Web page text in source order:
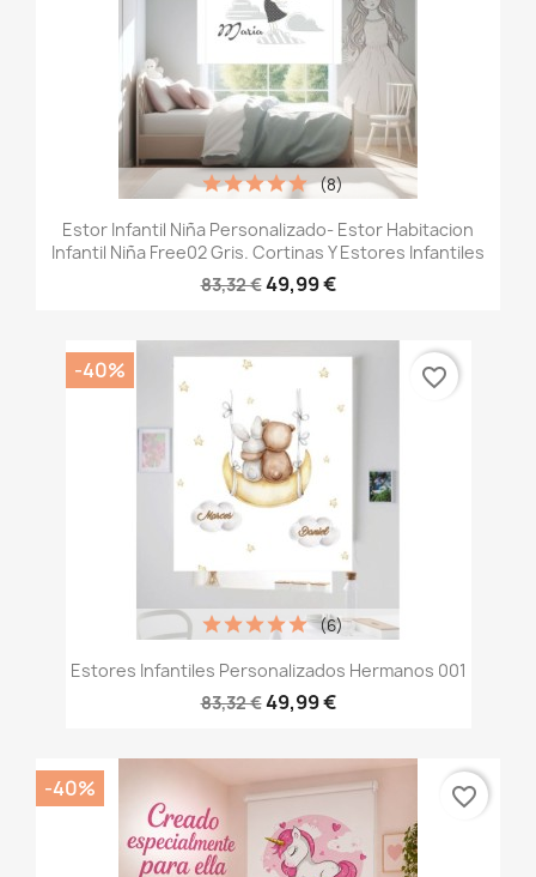
Estor Infantil Niña Personalizado- Estor Habitacion
Infantil Niña Free02 Gris. Cortinas Y Estores Infantiles
83,32 €49,99 €
(8)
Estores Infantiles Personalizados Hermanos 001
83,32 €49,99 €
(6)
-40% favorite_border
-40% favorite_border